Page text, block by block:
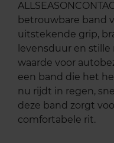
betrouwbare band
uitstekende grip,
levensduur en
waarde voor
een band die het
nu rijdt in regen,
deze band zorgt
comfortabele rit.